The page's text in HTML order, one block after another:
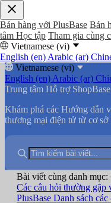
Bán hàng với PlusBase Bán
tâm Học tập Tham gia cùng
Vietnamese (vi)
English (en) Arabic (ar)
Vietnamese (vi)
English (en) Arabic (ar)
Trung tâm Hỗ trợ ShopBase
Khám phá các Hướng dẫn
thương mại điện tử từ cơ
Bài viết cùng danh
Các câu hỏi thường gặp
PlusBase Danh sách